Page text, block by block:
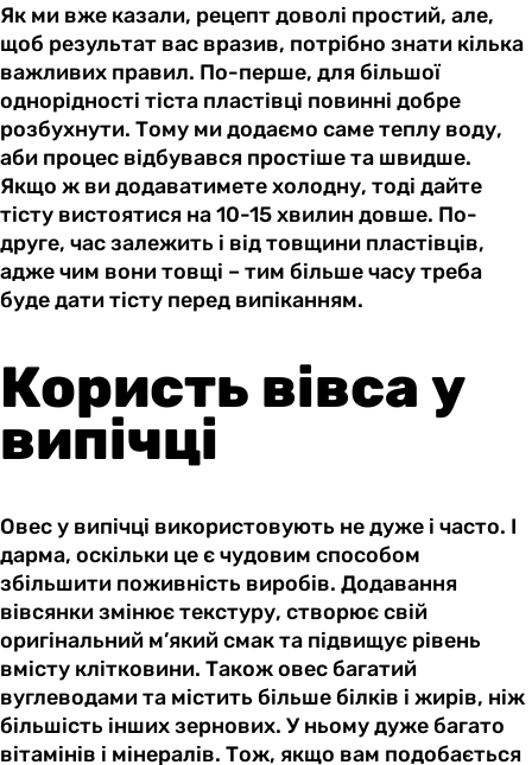
Як ми вже казали, рецепт доволі простий, але,
щоб результат вас вразив, потрібно знати кілька
важливих правил. По-перше, для більшої
однорідності тіста пластівці повинні добре
розбухнути. Тому ми додаємо саме теплу воду,
аби процес відбувався простіше та швидше.
Якщо ж ви додаватимете холодну, тоді дайте
тісту вистоятися на 10-15 хвилин довше. По-
друге, час залежить і від товщини пластівців,
адже чим вони товщі – тим більше часу треба
буде дати тісту перед випіканням.
Користь вівса у
випічці
Овес у випічці використовують не дуже і часто. І
дарма, оскільки це є чудовим способом
збільшити поживність виробів. Додавання
вівсянки змінює текстуру, створює свій
оригінальний м’який смак та підвищує рівень
вмісту клітковини. Також овес багатий
вуглеводами та містить більше білків і жирів, ніж
більшість інших зернових. У ньому дуже багато
вітамінів і мінералів. Тож, якщо вам подобається